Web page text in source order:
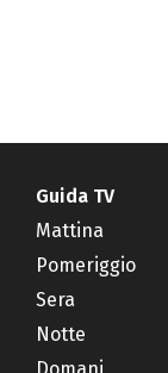
Guida TV
Mattina
Pomeriggio
Sera
Notte